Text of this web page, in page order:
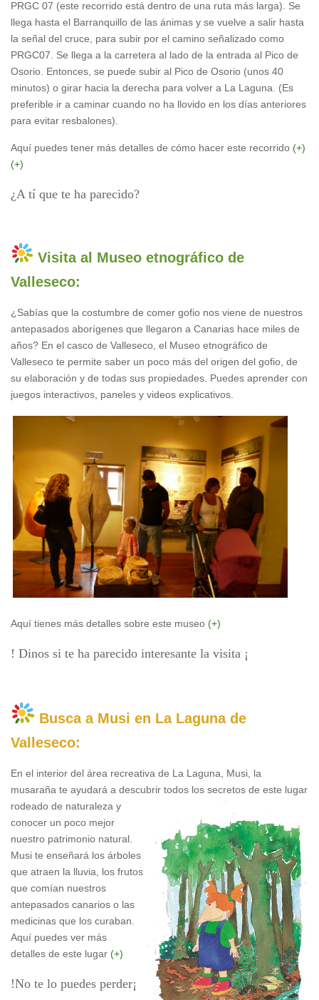
PRGC 07 (este recorrido está dentro de una ruta más larga). Se
llega hasta el Barranquillo de las ánimas y se vuelve a salir hasta
la señal del cruce, para subir por el camino señalizado como
PRGC07. Se llega a la carretera al lado de la entrada al Pico de
Osorio. Entonces, se puede subir al Pico de Osorio (unos 40
minutos) o girar hacia la derecha para volver a La Laguna. (Es
preferible ir a caminar cuando no ha llovido en los días anteriores
para evitar resbalones).
Aquí puedes tener más detalles de cómo hacer este recorrido (+)
(+)
¿A tí que te ha parecido?
Visita al Museo etnográfico de
Valleseco:
¿Sabías que la costumbre de comer gofio nos viene de nuestros
antepasados aborígenes que llegaron a Canarias hace miles de
años? En el casco de Valleseco, el Museo etnográfico de
Valleseco te permite saber un poco más del origen del gofio, de
su elaboración y de todas sus propiedades. Puedes aprender con
juegos interactivos, paneles y videos explicativos.
Aquí tienes más detalles sobre este museo (+)
! Dinos si te ha parecido interesante la visita ¡
Busca a Musi en La Laguna de
Valleseco:
En el interior del área recreativa de La Laguna, Musi, la
musaraña te ayudará a descubrir todos los secretos de este lugar
rodeado de naturaleza y
conocer un poco mejor
nuestro patrimonio natural.
Musi te enseñará los árboles
que atraen la lluvia, los frutos
que comían nuestros
antepasados canarios o las
medicinas que los curaban.
Aquí puedes ver más
detalles de este lugar (+)
!No te lo puedes perder¡